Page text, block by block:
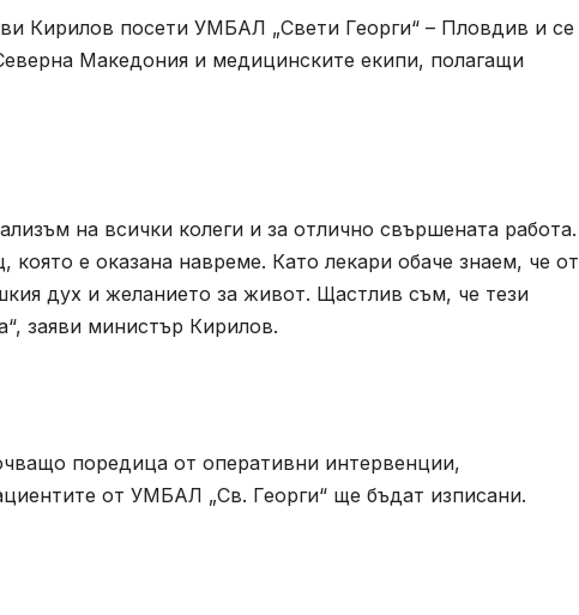
Кирилов посети УМБАЛ „Свети Георги“ – Пловдив и се
Македония и медицинските екипи, полагащи
на всички колеги и за отлично свършената работа.
е оказана навреме. Като лекари обаче знаем, че от
дух и желанието за живот. Щастлив съм, че тези
заяви министър Кирилов.
поредица от оперативни интервенции,
от УМБАЛ „Св. Георги“ ще бъдат изписани.